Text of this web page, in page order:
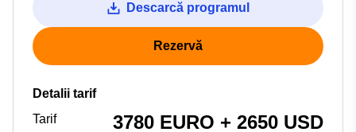
Descarcă programul
Rezervă
Detalii tarif
Tarif
3780 EURO + 2650 USD